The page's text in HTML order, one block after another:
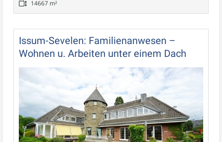
14667 m²
Issum-Sevelen: Familienanwesen –
Wohnen u. Arbeiten unter einem Dach